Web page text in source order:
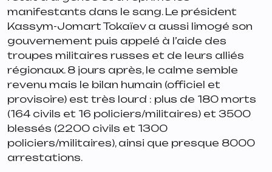
manifestants dans le sang. Le président
Kassym-Jomart Tokaïev a aussi limogé son
gouvernement puis appelé à l’aide des
troupes militaires russes et de leurs alliés
régionaux. 8 jours après, le calme semble
revenu mais le bilan humain (officiel et
provisoire) est très lourd : plus de 180 morts
(164 civils et 16 policiers/militaires) et 3500
blessés (2200 civils et 1300
policiers/militaires), ainsi que presque 8000
arrestations.